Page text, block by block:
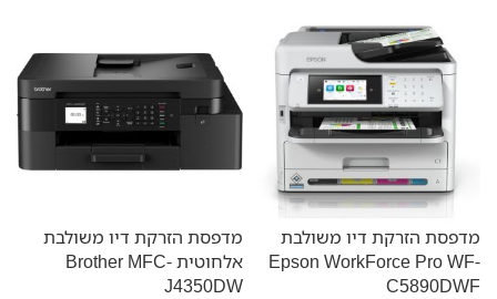
מדפסת הזרקת דיו משולבת
Epson WorkForce Pro WF-
C5890DWF
מדפסת הזרקת דיו משולבת
אלחוטית Brother MFC-
J4350DW